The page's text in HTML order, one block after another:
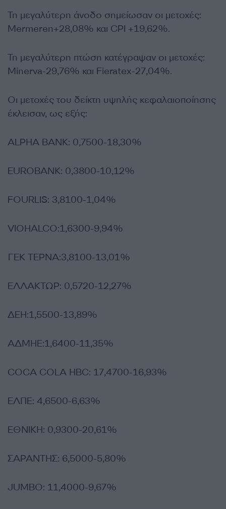
Τη μεγαλύτερη άνοδο σημείωσαν οι μετοχές:
Mermeren+28,08% και CPI +19,62%.
Τη μεγαλύτερη πτώση κατέγραψαν οι μετοχές:
Minerva-29,76% και Fieratex-27,04%.
Οι μετοχές του δείκτη υψηλής κεφαλαιοποίησης
έκλεισαν, ως εξής:
ALPHA BANK: 0,7500-18,30%
EUROBANK: 0,3800-10,12%
FOURLIS: 3,8100-1,04%
VIOHALCO:1,6300-9,94%
ΓΕΚ ΤΕΡΝΑ:3,8100-13,01%
ΕΛΛΑΚΤΩΡ: 0,5720-12,27%
ΔΕΗ:1,5500-13,89%
ΑΔΜΗΕ:1,6400-11,35%
COCA COLA HBC: 17,4700-16,93%
ΕΛΠΕ: 4,6500-6,63%
ΕΘΝΙΚΗ: 0,9300-20,61%
ΣΑΡΑΝΤΗΣ: 6,5000-5,80%
JUMBO: 11,4000-9,67%